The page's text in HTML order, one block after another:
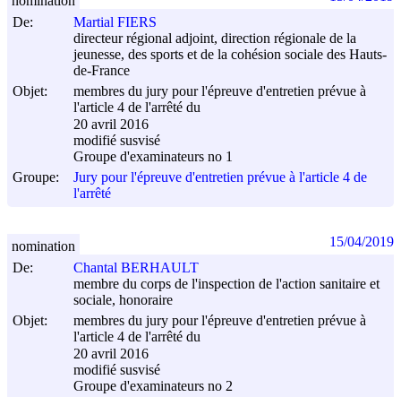
De:
Martial FIERS
directeur régional adjoint, direction régionale de la
jeunesse, des sports et de la cohésion sociale des Hauts-
de-France
Objet:
membres du jury pour l'épreuve d'entretien prévue à
l'article 4 de l'arrêté du
20 avril 2016
modifié susvisé
Groupe d'examinateurs no 1
Groupe:
Jury pour l'épreuve d'entretien prévue à l'article 4 de
l'arrêté
De:
Chantal BERHAULT
membre du corps de l'inspection de l'action sanitaire et
sociale, honoraire
Objet:
membres du jury pour l'épreuve d'entretien prévue à
l'article 4 de l'arrêté du
20 avril 2016
modifié susvisé
Groupe d'examinateurs no 2
nomination 15/04/2019